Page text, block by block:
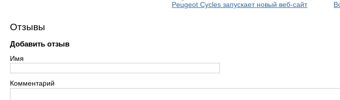
Peugeot Cycles запускает новый веб-сайт
Отзывы
Добавить отзыв
Имя
Комментарий